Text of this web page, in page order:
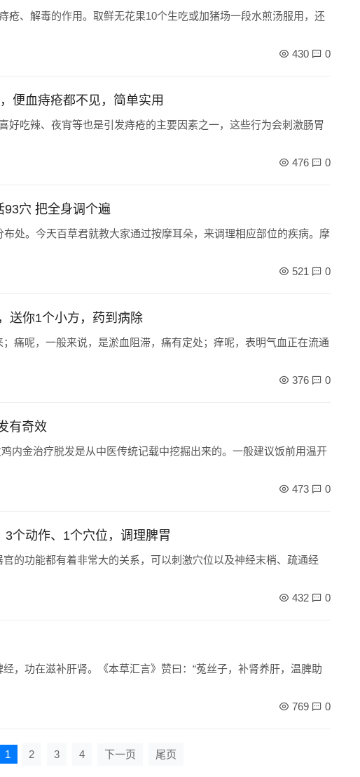
疮、解毒的作用。取鲜无花果10个生吃或加猪场一段水煎汤服用，还
430 0
便血痔疮都不见，简单实用
好吃辣、夜宵等也是引发痔疮的主要因素之一，这些行为会刺激肠胃
476 0
93穴 把全身调个遍
处。今天百草君就教大家通过按摩耳朵，来调理相应部位的疾病。摩
521 0
送你1个小方，药到病除
痛呢，一般来说，是淤血阻滞，痛有定处；痒呢，表明气血正在流通
376 0
有奇效
内金治疗脱发是从中医传统记载中挖掘出来的。一般建议饭前用温开
473 0
个动作、1个穴位，调理脾胃
的功能都有着非常大的关系，可以刺激穴位以及神经末梢、疏通经
432 0
，功在滋补肝肾。《本草汇言》赞曰：“菟丝子，补肾养肝，温脾助
769 0
1 2 3 4 下一页 尾页